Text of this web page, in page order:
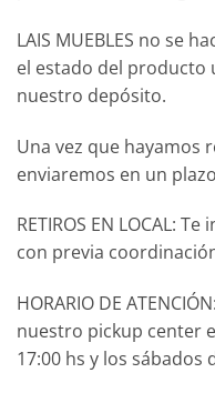
LAIS MUEBLES no se
el estado del producto
nuestro depósito.
Una vez que hayamos
enviaremos en un
RETIROS EN LOCAL:
con previa
HORARIO DE
nuestro pickup center
17:00 hs y los sábados